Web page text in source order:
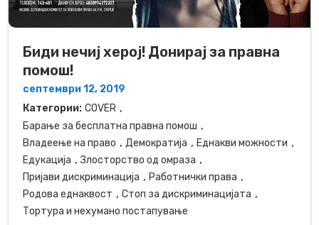
Биди нечиј херој! Донирај за правна
помош!
септември 12, 2019
Категории: COVER ,
Барање за бесплатна правна помош ,
Владеење на право , Демократија , Еднакви можности ,
Едукација ,Злосторство од омраза ,
Пријави дискриминација , Работнички права ,
Родова еднаквост , Стоп за дискриминацијата ,
Тортура и нехумано постапување